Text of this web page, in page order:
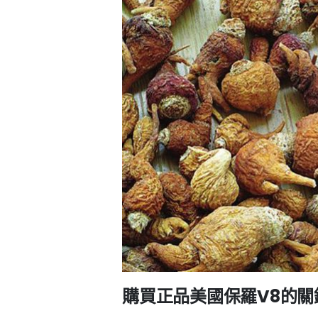
購買正品美國保羅V8的